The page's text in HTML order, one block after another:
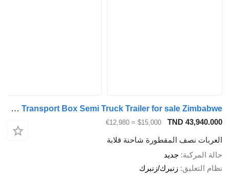
ZW-Trailer Cargo Transport Box Semi Truck Trailer for sale Zimbabwe
TND
$15,000
≈ €12,980
نصف المقطورة شاحنة قلابة
جديد
زنبرك/زنبرك